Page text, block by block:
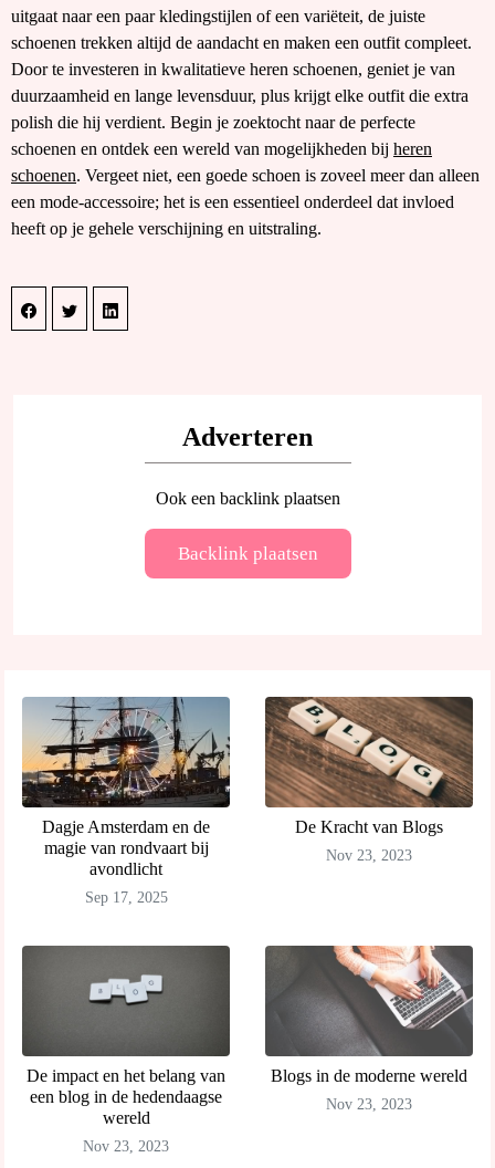
uitgaat naar een paar kledingstijlen of een variëteit, de juiste
schoenen trekken altijd de aandacht en maken een outfit compleet.
Door te investeren in kwalitatieve heren schoenen, geniet je van
duurzaamheid en lange levensduur, plus krijgt elke outfit die extra
polish die hij verdient. Begin je zoektocht naar de perfecte
schoenen en ontdek een wereld van mogelijkheden bij heren
schoenen. Vergeet niet, een goede schoen is zoveel meer dan alleen
een mode-accessoire; het is een essentieel onderdeel dat invloed
heeft op je gehele verschijning en uitstraling.
Adverteren
Ook een backlink plaatsen
Backlink plaatsen
Dagje Amsterdam en de
magie van rondvaart bij
avondlicht
Sep 17, 2025
De Kracht van Blogs
Nov 23, 2023
De impact en het belang van
een blog in de hedendaagse
wereld
Nov 23, 2023
Blogs in de moderne wereld
Nov 23, 2023